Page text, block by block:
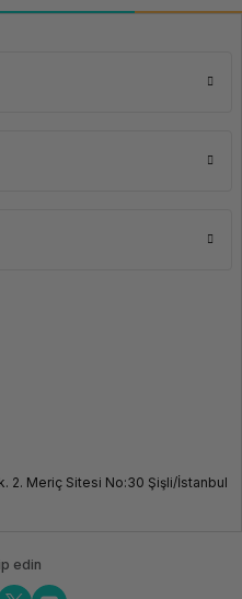
2. Meriç Sitesi No:30 Şişli/İstanbul
edin